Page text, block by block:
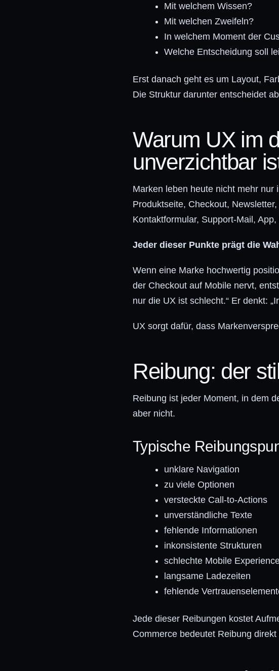
Mit welchem Wissen?
Mit welchen Zweifeln?
In welchem Moment der
Welche Entscheidung soll
Erst danach geht es um Layout,
Die Struktur darunter entscheidet
Warum UX im
unverzichtbar
Marken leben heute nicht mehr nur
Produktseite, Checkout,
Kontaktformular, Support-Mail,
Jeder dieser Punkte prägt die
Wenn eine Marke hochwertig
der Checkout auf Mobile nervt,
nur die UX ist schlecht.“ Er denkt:
UX sorgt dafür, dass
Reibung: der
Reibung ist jeder Moment, in dem
aber nicht.
Typische
unklare Navigation
zu viele Optionen
versteckte Call-to-Actions
unverständliche Texte
fehlende Informationen
inkonsistente Strukturen
schlechte Mobile
langsame Ladezeiten
fehlende
Jede dieser Reibungen kostet
Commerce bedeutet Reibung